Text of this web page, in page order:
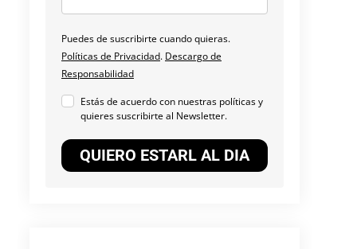
Puedes de suscribirte cuando quieras.
Políticas de Privacidad. Descargo de
Responsabilidad
Estás de acuerdo con nuestras políticas y
quieres suscribirte al Newsletter.
QUIERO ESTARL AL DIA